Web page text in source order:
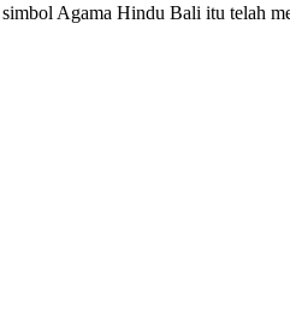
Agama Hindu Bali itu telah